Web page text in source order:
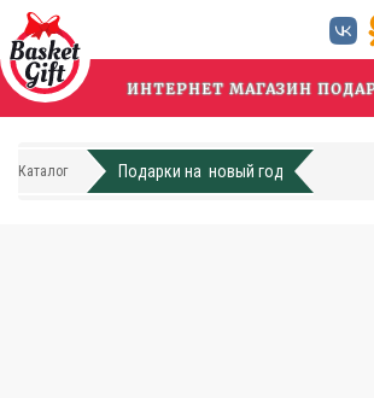
Перейти
основному
содержанию
ИНТЕРНЕТ МАГАЗИН
Каталог Подарки на новый год